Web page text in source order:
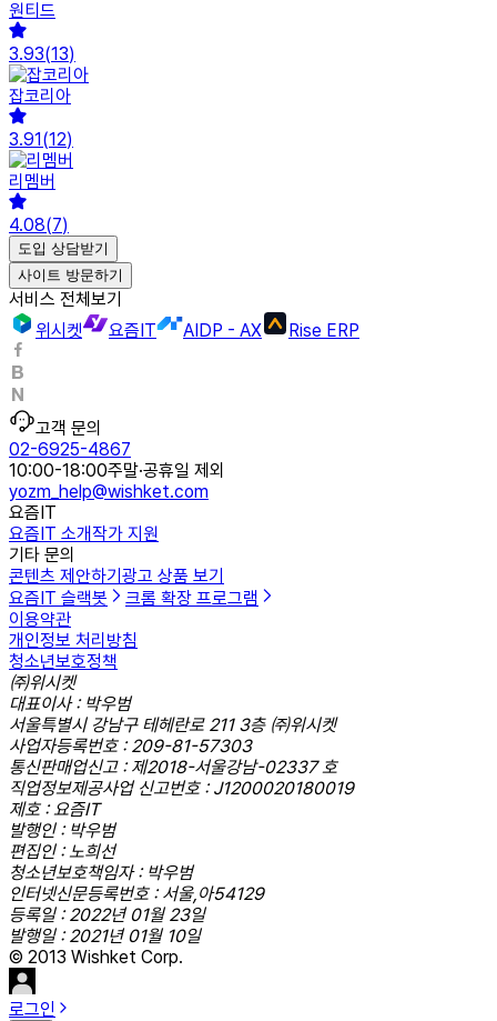
원티드
3.93(13)
잡코리아
3.91(12)
리멤버
4.08(7)
도입 상담받기
사이트 방문하기
서비스 전체보기
위시켓
요즘IT AIDP - AX Rise ERP
고객 문의
02-6925-4867
10:00-18:00주말·공휴일 제외
yozm_help@wishket.com
요즘IT
요즘IT 소개작가 지원
기타 문의
콘텐츠 제안하기광고 상품 보기
요즘IT 슬랙봇
크롬 확장 프로그램
이용약관
개인정보 처리방침
청소년보호정책
㈜위시켓
대표이사 : 박우범
서울특별시 강남구 테헤란로 211 3층 ㈜위시켓
사업자등록번호 : 209-81-57303
통신판매업신고 : 제2018-서울강남-02337 호
직업정보제공사업 신고번호 : J1200020180019
제호 : 요즘IT
발행인 : 박우범
편집인 : 노희선
청소년보호책임자 : 박우범
인터넷신문등록번호 : 서울,아54129
등록일 : 2022년 01월 23일
발행일 : 2021년 01월 10일
© 2013 Wishket Corp.
로그인